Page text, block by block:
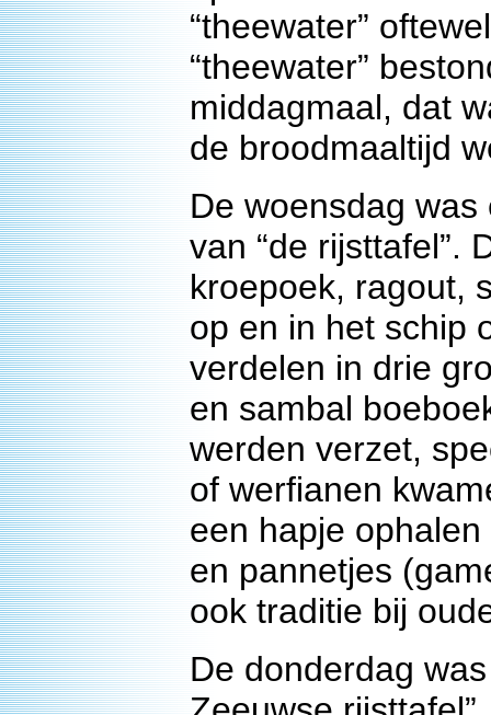
“theewater”
“theewater”
middagmaal, dat
de broodmaaltijd
De woensdag
van “de rijsttafel”.
kroepoek, ragout,
op en in het schip
verdelen in drie
en sambal
werden verzet,
of werfianen
een hapje
en pannetjes
ook traditie bij
De donderdag